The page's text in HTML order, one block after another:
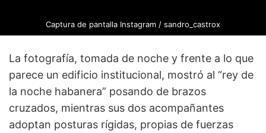
Captura de pantalla Instagram / sandro_castrox
La fotografía, tomada de noche y frente a lo que
parece un edificio institucional, mostró al “rey de
la noche habanera” posando de brazos
cruzados, mientras sus dos acompañantes
adoptan posturas rígidas, propias de fuerzas